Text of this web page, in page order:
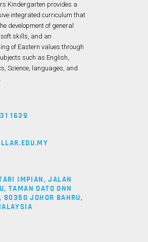
Kindergarten provides a
integrated curriculum that
development of general
skills, and an
of Eastern values through
such as English,
Science, languages, and
1639
IMPIAN, JALAN
TAMAN DATO ONN
80350 JOHOR BAHRU,